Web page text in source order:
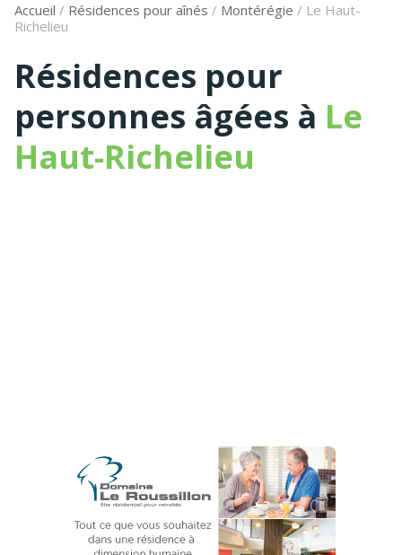
Accueil / Résidences pour aînés / Montérégie / Le Haut-
Richelieu
Résidences pour
personnes âgées à Le
Haut-Richelieu